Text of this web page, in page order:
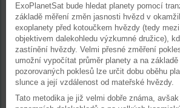
ExoPlanetSat bude hledat planety pomocí
základě měření změn jasnosti hvězd v
exoplanety před kotoučkem hvězdy (tedy
objektivem dalekohledu výzkumné družice),
zastínění hvězdy. Velmi přesné změření
umožní vypočítat průměr planety a na
pozorovaných poklesů lze určit dobu oběhu
slunce a její vzdálenost od mateřské hvězdy.
Tato metodika je již velmi dobře známa,